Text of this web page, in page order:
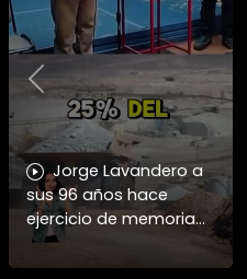
Jorge Lavandero a
sus 96 años hace
ejercicio de memoria
que debería ser
enseñado en todas las
Previous